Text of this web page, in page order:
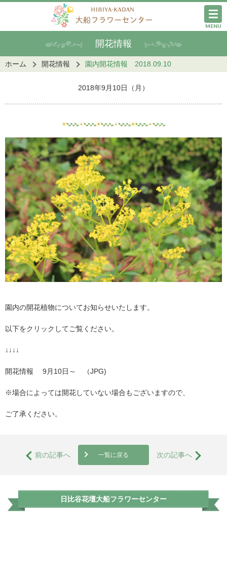
MENU
開花情報
ホーム 開花情報 園内開花情報 2018.09.10
2018年9月10日（月）
園内の開花植物についてお知らせいたします。
以下をクリックしてご覧ください。
↓↓↓↓
開花情報 9月10日～ （JPG)
※場合によっては開花していない場合もございますので、
ご了承ください。
前の記事へ 一覧に戻る 次の記事へ
日比谷花壇大船フラワーセンター